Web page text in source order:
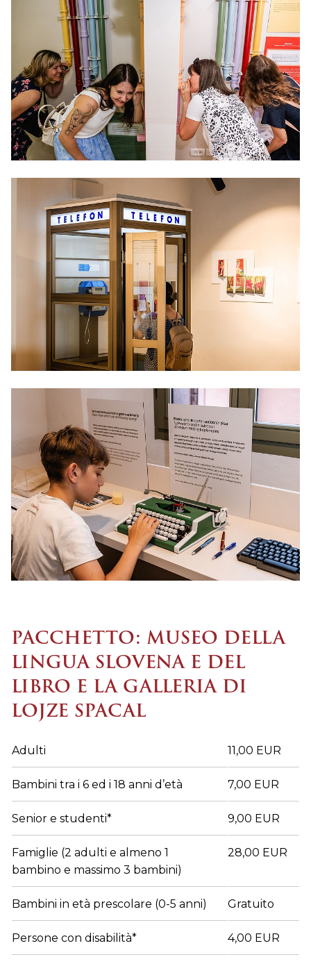
PACCHETTO: MUSEO DELLA
LINGUA SLOVENA E DEL
LIBRO E LA GALLERIA DI
LOJZE SPACAL
Adulti 11,00 EUR
Bambini tra i 6 ed i 18 anni d’età 7,00 EUR
Senior e studenti* 9,00 EUR
Famiglie (2 adulti e almeno 1
bambino e massimo 3 bambini)
28,00 EUR
Bambini in età prescolare (0-5 anni) Gratuito
Persone con disabilità* 4,00 EUR